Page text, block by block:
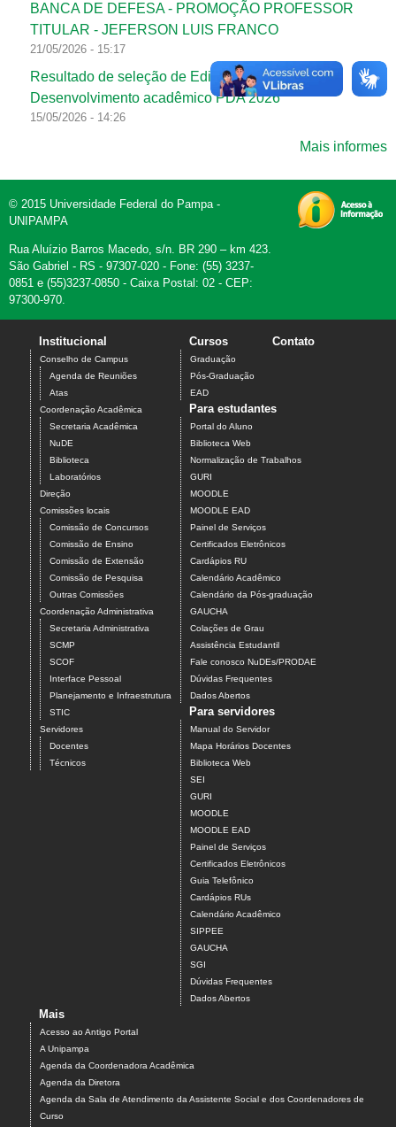
BANCA DE DEFESA - PROMOÇÃO PROFESSOR
TITULAR - JEFERSON LUIS FRANCO
21/05/2026 - 15:17
Resultado de seleção de Edital de Programa de
Desenvolvimento acadêmico PDA 2026
15/05/2026 - 14:26
Mais informes
© 2015 Universidade Federal do Pampa -
UNIPAMPA
Rua Aluízio Barros Macedo, s/n. BR 290 – km 423.
São Gabriel - RS - 97307-020 - Fone: (55) 3237-
0851 e (55)3237-0850 - Caixa Postal: 02 - CEP:
97300-970.
Institucional
Conselho de Campus
Agenda de Reuniões
Atas
Coordenação Acadêmica
Secretaria Acadêmica
NuDE
Biblioteca
Laboratórios
Direção
Comissões locais
Comissão de Concursos
Comissão de Ensino
Comissão de Extensão
Comissão de Pesquisa
Outras Comissões
Coordenação Administrativa
Secretaria Administrativa
SCMP
SCOF
Interface Pessoal
Planejamento e Infraestrutura
STIC
Servidores
Docentes
Técnicos
Cursos
Graduação
Pós-Graduação
EAD
Contato
Para estudantes
Portal do Aluno
Biblioteca Web
Normalização de Trabalhos
GURI
MOODLE
MOODLE EAD
Painel de Serviços
Certificados Eletrônicos
Cardápios RU
Calendário Acadêmico
Calendário da Pós-graduação
GAUCHA
Colações de Grau
Assistência Estudantil
Fale conosco NuDEs/PRODAE
Dúvidas Frequentes
Dados Abertos
Para servidores
Manual do Servidor
Mapa Horários Docentes
Biblioteca Web
SEI
GURI
MOODLE
MOODLE EAD
Painel de Serviços
Certificados Eletrônicos
Guia Telefônico
Cardápios RUs
Calendário Acadêmico
SIPPEE
GAUCHA
SGI
Dúvidas Frequentes
Dados Abertos
Mais
Acesso ao Antigo Portal
A Unipampa
Agenda da Coordenadora Acadêmica
Agenda da Diretora
Agenda da Sala de Atendimento da Assistente Social e dos Coordenadores de
Curso